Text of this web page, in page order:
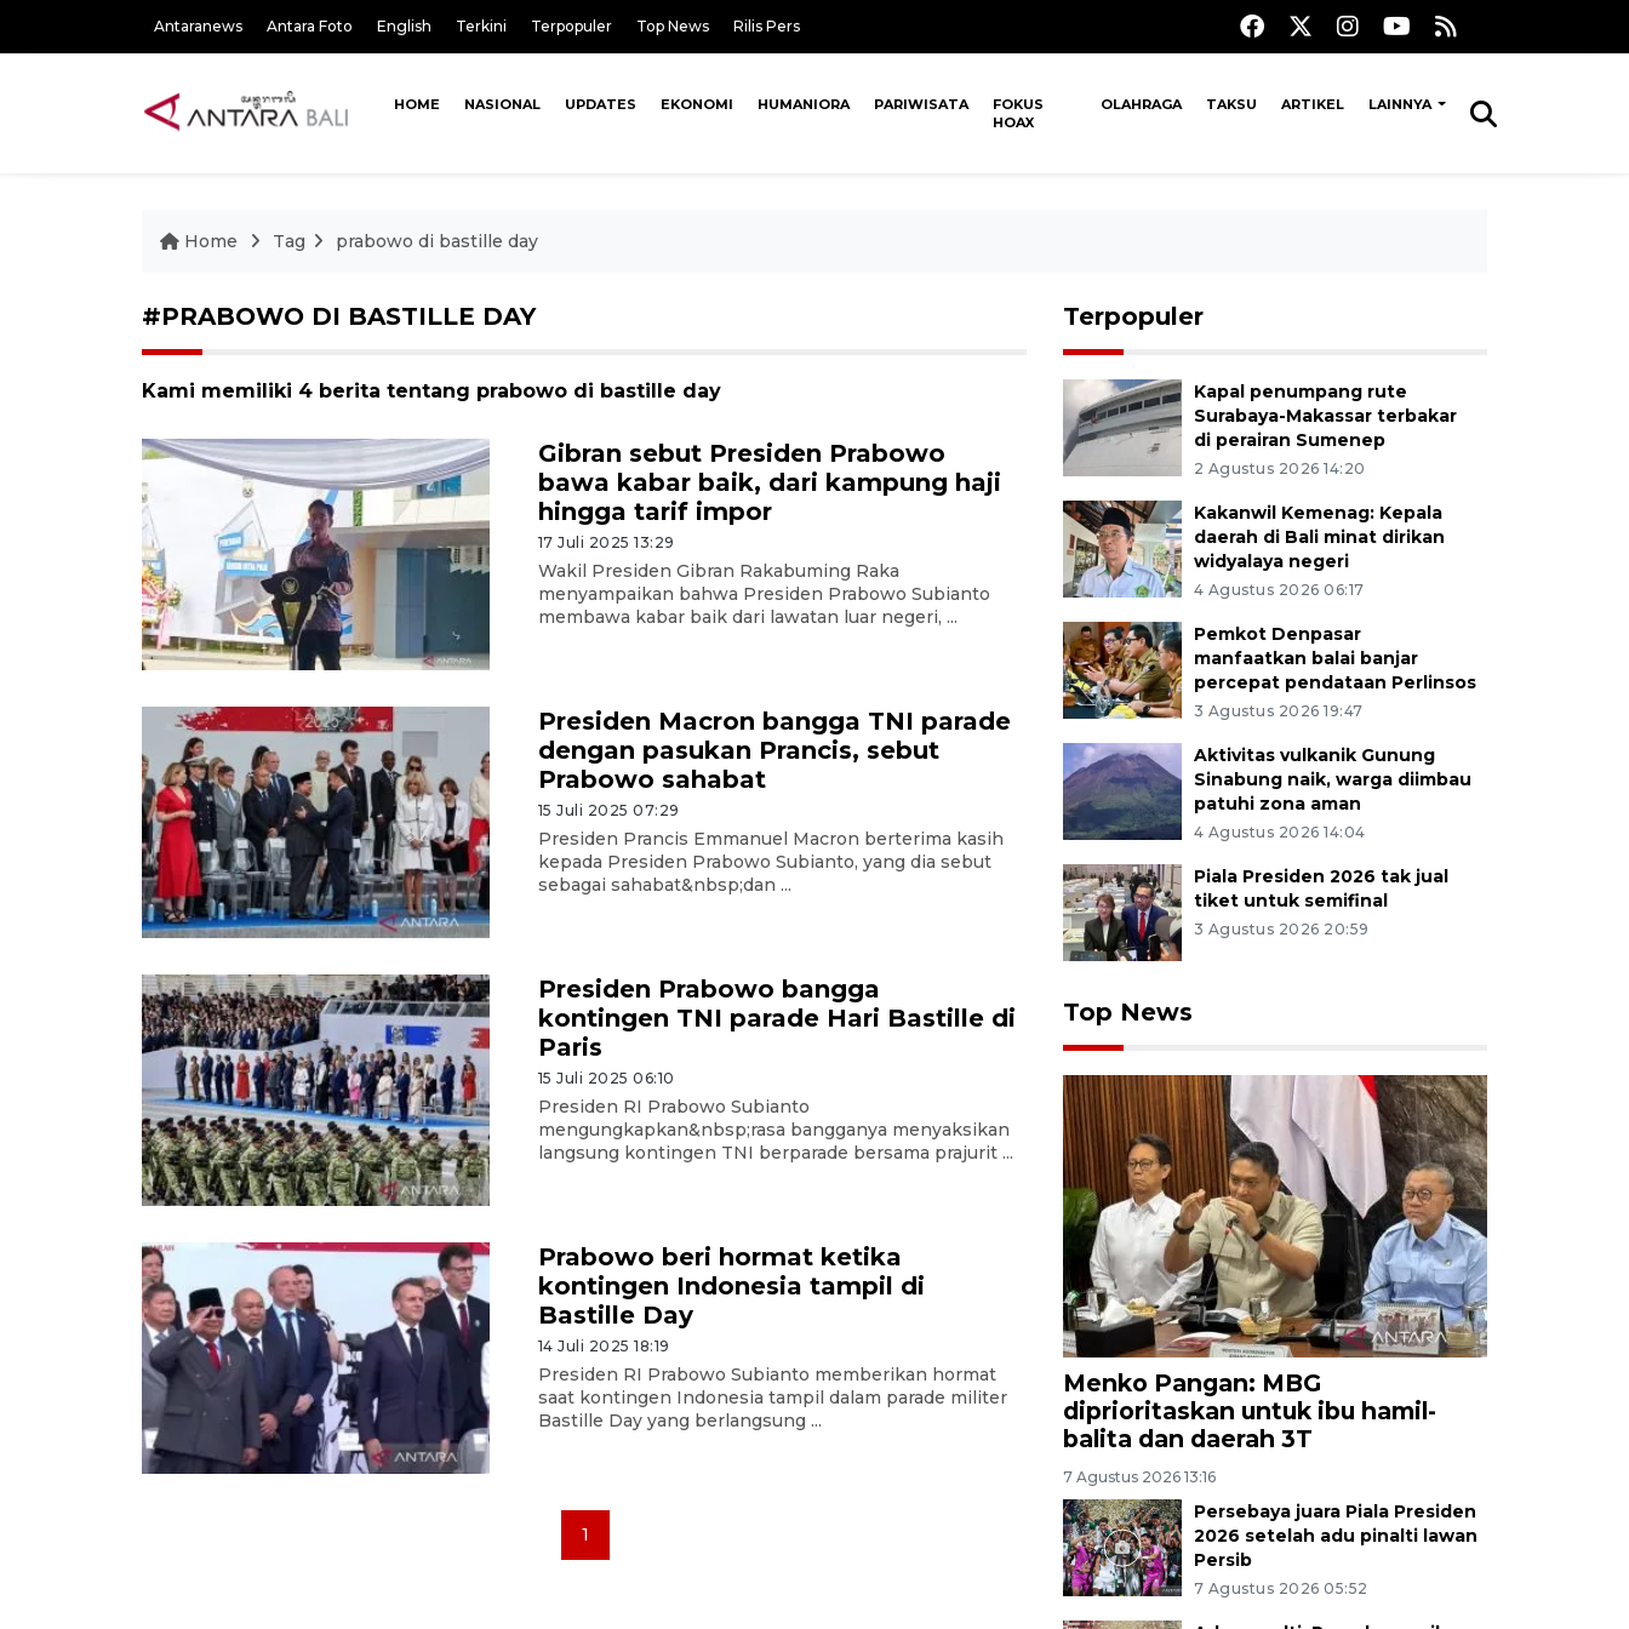
Antaranews Antara Foto English Terkini Terpopuler Top News Rilis Pers
HOME NASIONAL UPDATES EKONOMI HUMANIORA PARIWISATA
FOKUS
HOAX
OLAHRAGA TAKSU ARTIKEL LAINNYA
Home Tag prabowo di bastille day
#PRABOWO DI BASTILLE DAY
Kami memiliki 4 berita tentang prabowo di bastille day
Gibran sebut Presiden Prabowo
bawa kabar baik, dari kampung haji
hingga tarif impor
17 Juli 2025 13:29
Wakil Presiden Gibran Rakabuming Raka
menyampaikan bahwa Presiden Prabowo Subianto
membawa kabar baik dari lawatan luar negeri, ...
Presiden Macron bangga TNI parade
dengan pasukan Prancis, sebut
Prabowo sahabat
15 Juli 2025 07:29
Presiden Prancis Emmanuel Macron berterima kasih
kepada Presiden Prabowo Subianto, yang dia sebut
sebagai sahabat&nbsp;dan ...
Presiden Prabowo bangga
kontingen TNI parade Hari Bastille di
Paris
15 Juli 2025 06:10
Presiden RI Prabowo Subianto
mengungkapkan&nbsp;rasa bangganya menyaksikan
langsung kontingen TNI berparade bersama prajurit ...
Prabowo beri hormat ketika
kontingen Indonesia tampil di
Bastille Day
14 Juli 2025 18:19
Presiden RI Prabowo Subianto memberikan hormat
saat kontingen Indonesia tampil dalam parade militer
Bastille Day yang berlangsung ...
1
Terpopuler
Kapal penumpang rute
Surabaya-Makassar terbakar
di perairan Sumenep
2 Agustus 2026 14:20
Kakanwil Kemenag: Kepala
daerah di Bali minat dirikan
widyalaya negeri
4 Agustus 2026 06:17
Pemkot Denpasar
manfaatkan balai banjar
percepat pendataan Perlinsos
3 Agustus 2026 19:47
Aktivitas vulkanik Gunung
Sinabung naik, warga diimbau
patuhi zona aman
4 Agustus 2026 14:04
Piala Presiden 2026 tak jual
tiket untuk semifinal
3 Agustus 2026 20:59
Top News
Menko Pangan: MBG
diprioritaskan untuk ibu hamil-
balita dan daerah 3T
7 Agustus 2026 13:16
Persebaya juara Piala Presiden
2026 setelah adu pinalti lawan
Persib
7 Agustus 2026 05:52